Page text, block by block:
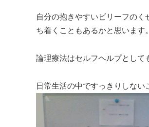
自分の抱きやすいビリーフの
ち着くこともあるかと思います。
論理療法はセルフヘルプとして
日常生活の中ですっきりしない